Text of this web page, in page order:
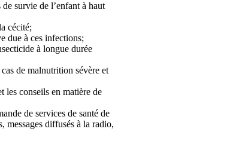
survie de l’enfant à haut
cécité;
due à ces infections;
à longue durée
de malnutrition sévère et
les conseils en matière de
de services de santé de
messages diffusés à la radio,